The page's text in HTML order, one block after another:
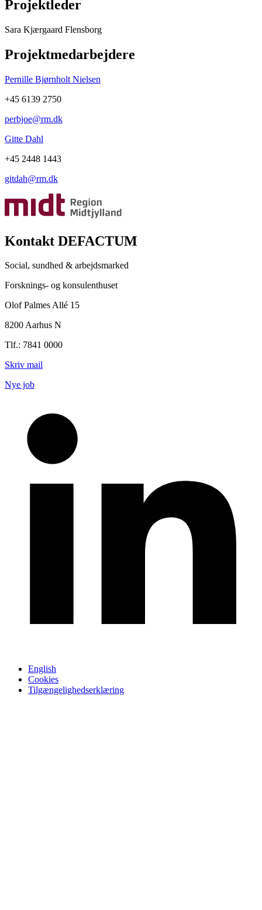
Projektleder
Sara Kjærgaard Flensborg
Projektmedarbejdere
Pernille Bjørnholt Nielsen
+45 6139 2750
perbjoe@rm.dk
Gitte Dahl
+45 2448 1443
gitdah@rm.dk
Kontakt DEFACTUM
Social, sundhed & arbejdsmarked
Forsknings- og konsulenthuset
Olof Palmes Allé 15
8200 Aarhus N
Tlf.: 7841 0000
Skriv mail
Nye job
English
Cookies
Tilgængelighedserklæring